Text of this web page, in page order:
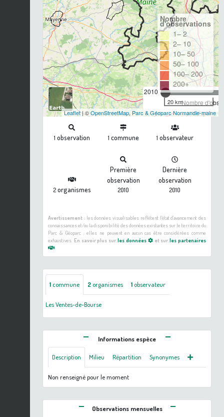
2010
Nombre
Nombre
d'observations
1– 2
2– 10
10– 50
50– 100
100– 200
200+
20 km
Leaflet| ©OpenStreetMap, Parc & Géoparc Normandie-maine
1 observation 1 commune 1 observateur
2organismes
Première
observation
2010
Dernière
observation
2010
Avertissement :les données visualisables reflètent l'état d'avancement des
connaissances et/ou la disponibilité des données existantes sur le territoire du
Parc & Géoparc : elles ne peuvent en aucun cas être considérées comme
exhaustives. En savoir plus sur les données et surles partenaires
1commune 2organismes 1observateur
Les Ventes-de-Bourse
Informations espèce
Description Milieu Répartition Synonymes
Non renseigné pour le moment
Observations mensuelles